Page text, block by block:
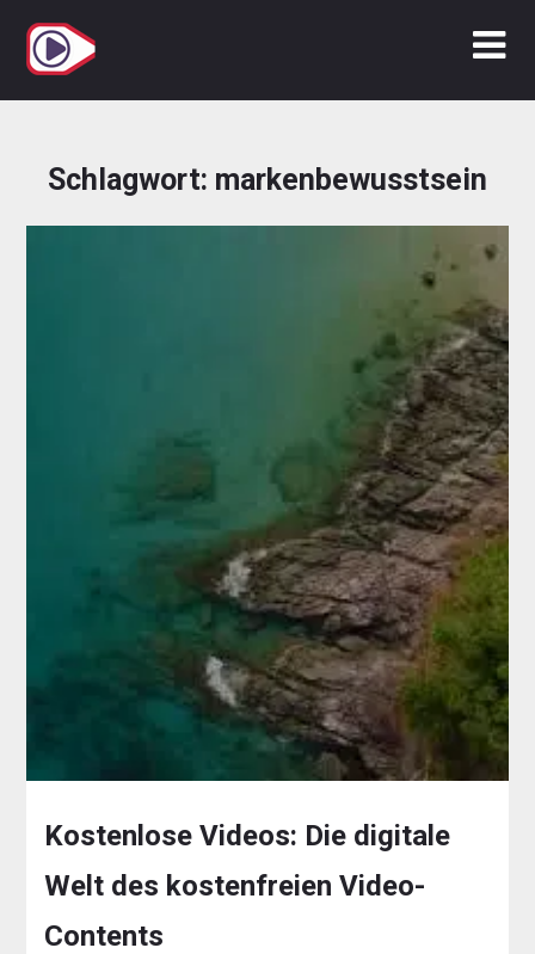
Inhalt
springen
Schlagwort: markenbewusstsein
Kostenlose Videos: Die digitale
Welt des kostenfreien Video-
Contents